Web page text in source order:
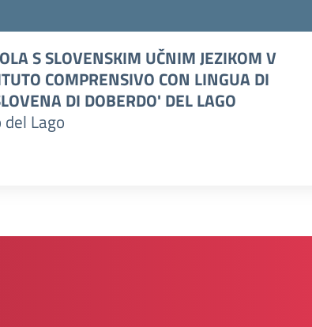
S SLOVENSKIM UČNIM JEZIKOM V
COMPRENSIVO CON LINGUA DI
DI DOBERDO' DEL LAGO
Lago